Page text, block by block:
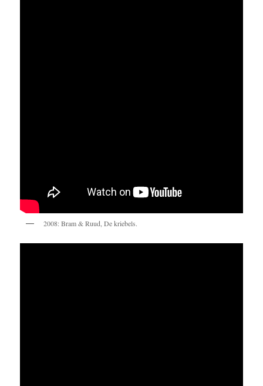
2008: Bram & Ruud, De kriebels.